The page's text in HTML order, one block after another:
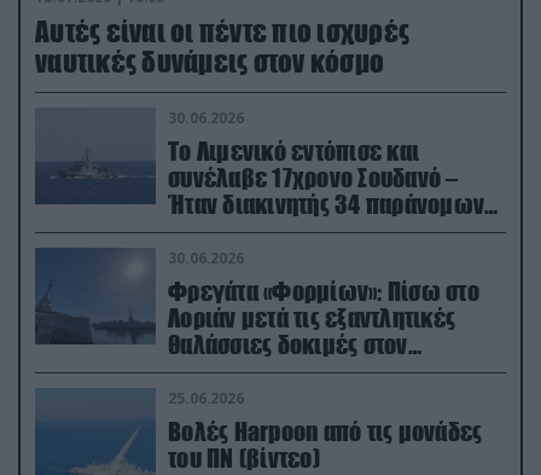
Aυτές είναι οι πέντε πιο ισχυρές
ναυτικές δυνάμεις στον κόσμο
30.06.2026
Το Λιμενικό εντόπισε και
συνέλαβε 17χρονο Σουδανό –
Ήταν διακινητής 34 παράνομων
μεταναστών
30.06.2026
Φρεγάτα «Φορμίων»: Πίσω στο
Λοριάν μετά τις εξαντλητικές
θαλάσσιες δοκιμές στον
απαιτητικό Βισκαϊκό
25.06.2026
Βολές Harpoon από τις μονάδες
του ΠΝ (βίντεο)